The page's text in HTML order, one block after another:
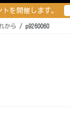
を開催します。
から p9260060